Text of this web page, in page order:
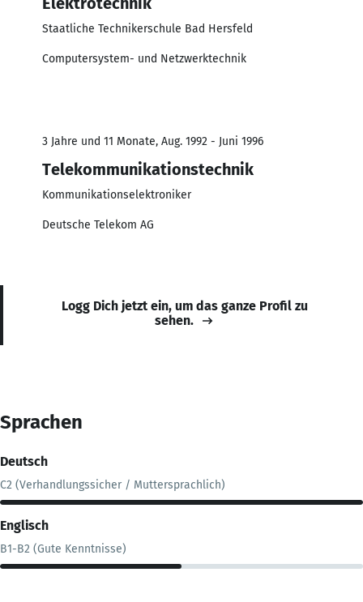
Staatliche Technikerschule Bad Hersfeld
Computersystem- und Netzwerktechnik
3 Jahre und 11 Monate, Aug. 1992 - Juni 1996
Telekommunikationstechnik
Kommunikationselektroniker
Deutsche Telekom AG
Logg Dich jetzt ein, um das ganze Profil zu
sehen.
Sprachen
Deutsch
C2 (Verhandlungssicher / Muttersprachlich)
Englisch
B1-B2 (Gute Kenntnisse)